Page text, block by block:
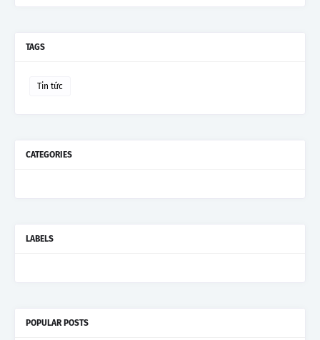
TAGS
Tin tức
CATEGORIES
LABELS
POPULAR POSTS